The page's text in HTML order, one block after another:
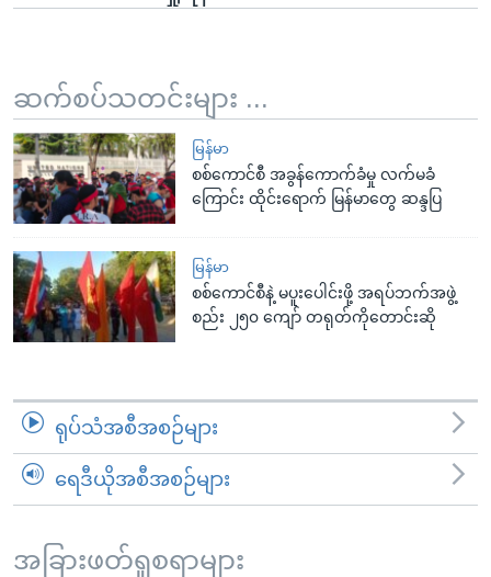
ဆက်စပ်သတင်းများ ...
မြန်မာ
စစ်ကောင်စီ အခွန်ကောက်ခံမှု လက်မခံ
ကြောင်း ထိုင်းရောက် မြန်မာတွေ ဆန္ဒပြ
မြန်မာ
စစ်ကောင်စီနဲ့ မပူးပေါင်းဖို့ အရပ်ဘက်အဖွဲ့
စည်း ၂၅၀ ကျော် တရုတ်ကိုတောင်းဆို
ရုပ်သံအစီအစဉ်များ
ရေဒီယိုအစီအစဉ်များ
အခြားဖတ်ရှုစရာများ